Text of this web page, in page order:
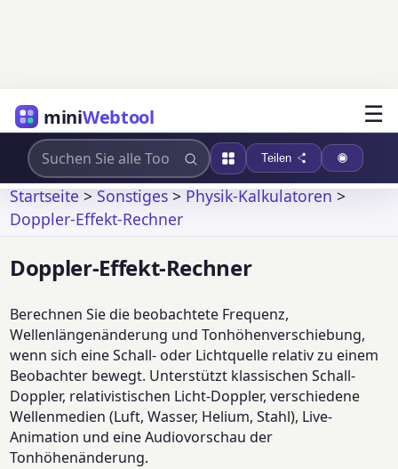
miniWebtool ☰
Teilen
Startseite>Sonstiges>Physik-Kalkulatoren>
Doppler-Effekt-Rechner
Doppler-Effekt-Rechner
Berechnen Sie die beobachtete Frequenz,
Wellenlängenänderung und Tonhöhenverschiebung,
wenn sich eine Schall- oder Lichtquelle relativ zu einem
Beobachter bewegt. Unterstützt klassischen Schall-
Doppler, relativistischen Licht-Doppler, verschiedene
Wellenmedien (Luft, Wasser, Helium, Stahl), Live-
Animation und eine Audiovorschau der
Tonhöhenänderung.